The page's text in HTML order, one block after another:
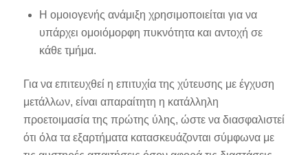
Η ομοιογενής ανάμιξη χρησιμοποιείται για να
υπάρχει ομοιόμορφη πυκνότητα και αντοχή σε
κάθε τμήμα.
Για να επιτευχθεί η επιτυχία της χύτευσης με έγχυση
μετάλλων, είναι απαραίτητη η κατάλληλη
προετοιμασία της πρώτης ύλης, ώστε να διασφαλιστεί
ότι όλα τα εξαρτήματα κατασκευάζονται σύμφωνα με